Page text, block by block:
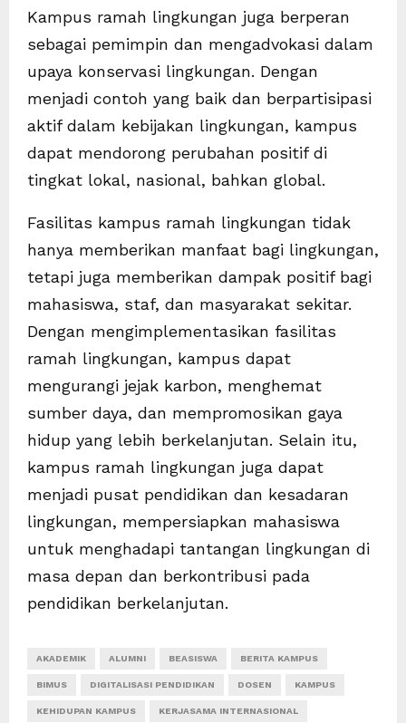
Kampus ramah lingkungan juga berperan
sebagai pemimpin dan mengadvokasi dalam
upaya konservasi lingkungan. Dengan
menjadi contoh yang baik dan berpartisipasi
aktif dalam kebijakan lingkungan, kampus
dapat mendorong perubahan positif di
tingkat lokal, nasional, bahkan global.
Fasilitas kampus ramah lingkungan tidak
hanya memberikan manfaat bagi lingkungan,
tetapi juga memberikan dampak positif bagi
mahasiswa, staf, dan masyarakat sekitar.
Dengan mengimplementasikan fasilitas
ramah lingkungan, kampus dapat
mengurangi jejak karbon, menghemat
sumber daya, dan mempromosikan gaya
hidup yang lebih berkelanjutan. Selain itu,
kampus ramah lingkungan juga dapat
menjadi pusat pendidikan dan kesadaran
lingkungan, mempersiapkan mahasiswa
untuk menghadapi tantangan lingkungan di
masa depan dan berkontribusi pada
pendidikan berkelanjutan.
AKADEMIK ALUMNI BEASISWA BERITA KAMPUS
BIMUS DIGITALISASI PENDIDIKAN DOSEN KAMPUS
KEHIDUPAN KAMPUS KERJASAMA INTERNASIONAL